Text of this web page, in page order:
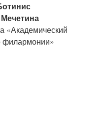
«Академический
филармонии»